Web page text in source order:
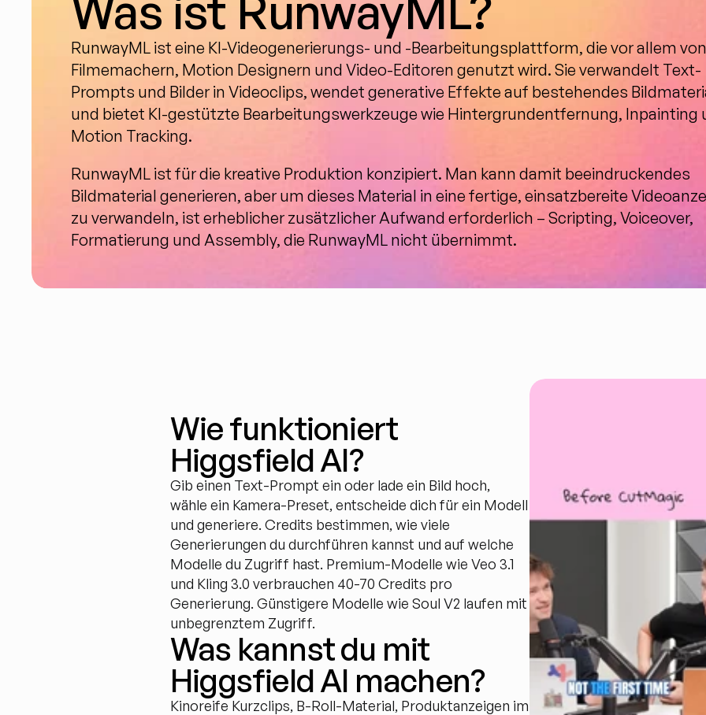
RunwayML ist eine KI-Videogenerierungs- und -Bearbeitungsplattform, die vor allem von
Filmemachern, Motion Designern und Video-Editoren genutzt wird. Sie verwandelt Text-
Prompts und Bilder in Videoclips, wendet generative Effekte auf bestehendes
und bietet KI-gestützte Bearbeitungswerkzeuge wie Hintergrundentfernung, Inpainting
Motion Tracking.
RunwayML ist für die kreative Produktion konzipiert. Man kann damit beeindruckendes
Bildmaterial generieren, aber um dieses Material in eine fertige, einsatzbereite
zu verwandeln, ist erheblicher zusätzlicher Aufwand erforderlich – Scripting, Voiceover,
Formatierung und Assembly, die RunwayML nicht übernimmt.
Wie funktioniert
Higgsfield AI?
Gib einen Text-Prompt ein oder lade ein Bild hoch,
wähle ein Kamera-Preset, entscheide dich für ein Modell
und generiere. Credits bestimmen, wie viele
Generierungen du durchführen kannst und auf welche
Modelle du Zugriff hast. Premium-Modelle wie Veo 3.1
und Kling 3.0 verbrauchen 40-70 Credits pro
Generierung. Günstigere Modelle wie Soul V2 laufen mit
unbegrenztem Zugriff.
Was kannst du mit
Higgsfield AI machen?
Kinoreife Kurzclips, B-Roll-Material, Produktanzeigen im